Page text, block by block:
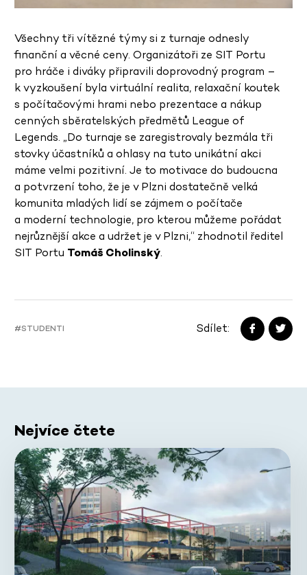
Všechny tři vítězné týmy si z turnaje odnesly
finanční a věcné ceny. Organizátoři ze SIT Portu
pro hráče i diváky připravili doprovodný program –
k vyzkoušení byla virtuální realita, relaxační koutek
s počítačovými hrami nebo prezentace a nákup
cenných sběratelských předmětů League of
Legends. „Do turnaje se zaregistrovaly bezmála tři
stovky účastníků a ohlasy na tuto unikátní akci
máme velmi pozitivní. Je to motivace do budoucna
a potvrzení toho, že je v Plzni dostatečně velká
komunita mladých lidí se zájmem o počítače
a moderní technologie, pro kterou můžeme pořádat
nejrůznější akce a udržet je v Plzni,“ zhodnotil ředitel
SIT Portu Tomáš Cholinský.
#STUDENTI Sdílet:
Nejvíce čtete